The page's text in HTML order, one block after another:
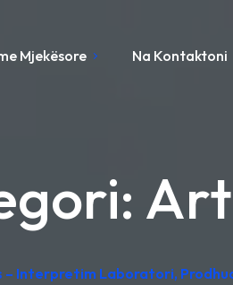
Mjekësore Na Kontaktoni
Interpretim Laboratori,